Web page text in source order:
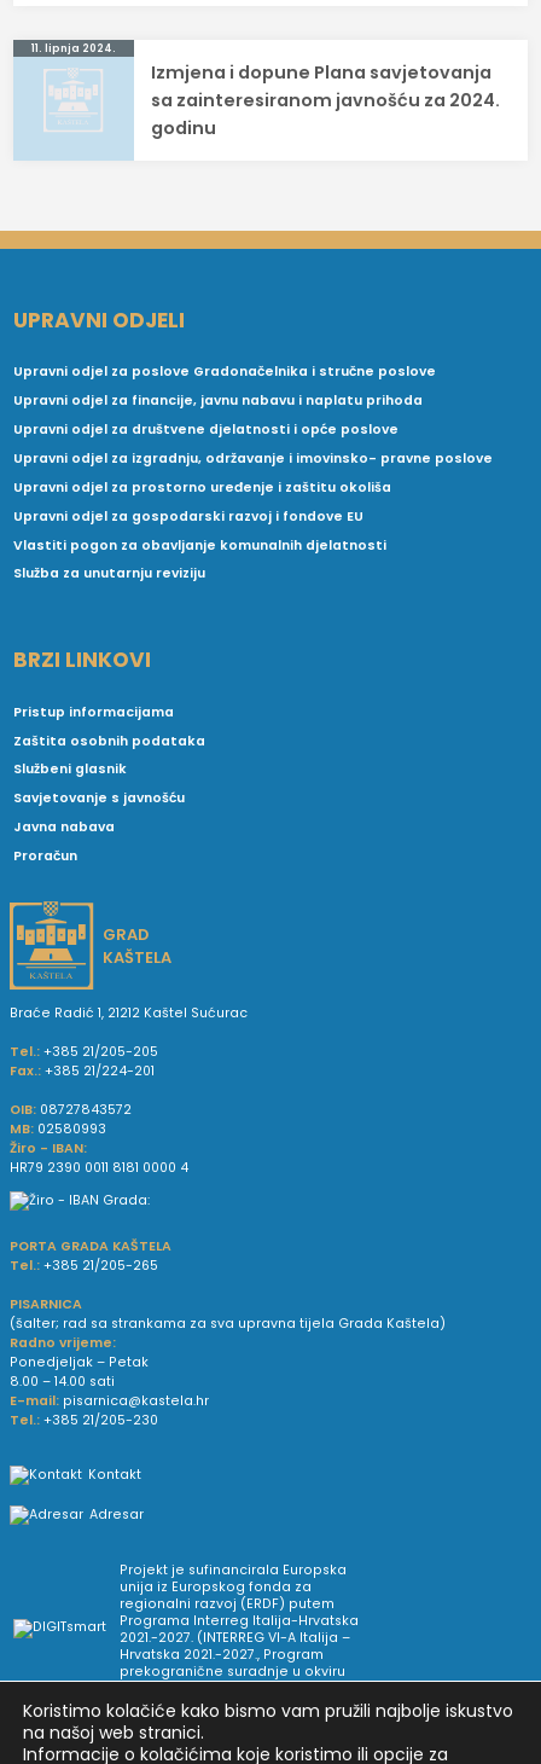
11. lipnja 2024.
Izmjena i dopune Plana savjetovanja
sa zainteresiranom javnošću za 2024.
godinu
UPRAVNI ODJELI
Upravni odjel za poslove Gradonačelnika i stručne poslove
Upravni odjel za financije, javnu nabavu i naplatu prihoda
Upravni odjel za društvene djelatnosti i opće poslove
Upravni odjel za izgradnju, održavanje i imovinsko- pravne poslove
Upravni odjel za prostorno uređenje i zaštitu okoliša
Upravni odjel za gospodarski razvoj i fondove EU
Vlastiti pogon za obavljanje komunalnih djelatnosti
Služba za unutarnju reviziju
BRZI LINKOVI
Pristup informacijama
Zaštita osobnih podataka
Službeni glasnik
Savjetovanje s javnošću
Javna nabava
Proračun
GRAD
KAŠTELA
Braće Radić 1, 21212 Kaštel Sućurac
Tel.: +385 21/205-205
Fax.: +385 21/224-201
OIB: 08727843572
MB: 02580993
Žiro - IBAN:
HR79 2390 0011 8181 0000 4
PORTA GRADA KAŠTELA
Tel.: +385 21/205-265
PISARNICA
(šalter; rad sa strankama za sva upravna tijela Grada Kaštela)
Radno vrijeme:
Ponedjeljak – Petak
8.00 – 14.00 sati
E-mail: pisarnica@kastela.hr
Tel.: +385 21/205-230
Kontakt
Adresar
Projekt je sufinancirala Europska
unija iz Europskog fonda za
regionalni razvoj (ERDF) putem
Programa Interreg Italija-Hrvatska
2021.-2027. (INTERREG VI-A Italija –
Hrvatska 2021.-2027., Program
prekogranične suradnje u okviru
Arhiva novosti Uvjeti korištenja Impressum
Koristimo kolačiće kako bismo vam pružili najbolje iskustvo
na našoj web stranici.
Informacije o kolačićima koje koristimo ili opcije za